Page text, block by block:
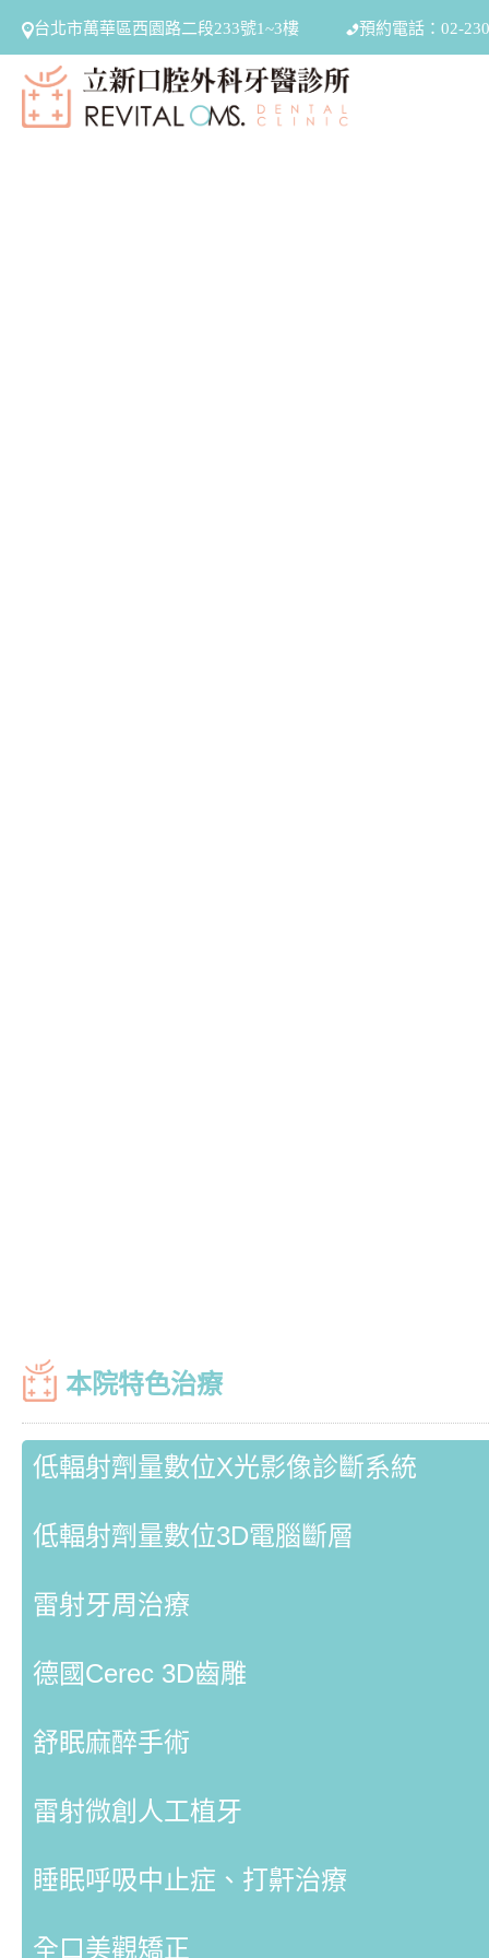
台北市萬華區西園路二段233號1~3樓 預約電話：02-
本院特色治療
低輻射劑量數位X光影像診斷系統
低輻射劑量數位3D電腦斷層
雷射牙周治療
德國Cerec 3D齒雕
舒眠麻醉手術
雷射微創人工植牙
睡眠呼吸中止症、打鼾治療
全口美觀矯正